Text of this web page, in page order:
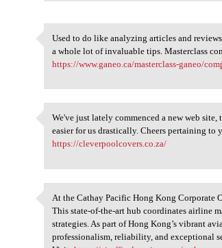
Used to do like analyzing
Used to do like analyzing articles and
a whole lot of invaluable tips. Masterclass
https://www.ganeo.ca/masterclass-ganeo/
We've just lately commenced a
We've just lately commenced a new web
easier for us drastically. Cheers pertaining
https://cleverpoolcovers.co.za/
At the Cathay Pacific Hong
At the Cathay Pacific Hong Kong Corporate
This state-of-the-art hub coordinates airline
strategies. As part of Hong Kong’s vibrant
professionalism, reliability, and exceptional